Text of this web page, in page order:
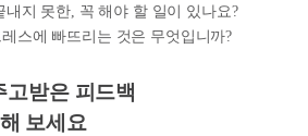
내지 못한, 꼭 해야 할 일이 있나요?
스에 빠뜨리는 것은 무엇입니까?
고받은 피드백
보세요